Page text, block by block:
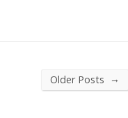
Older Posts →